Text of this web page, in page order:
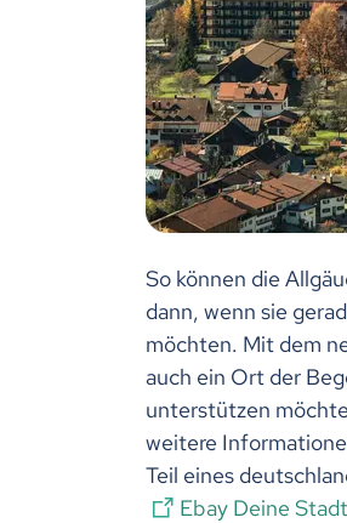
So können die
dann, wenn sie
möchten. Mit dem
auch ein Ort der
unterstützen
weitere
Teil eines
Ebay Deine Stadt